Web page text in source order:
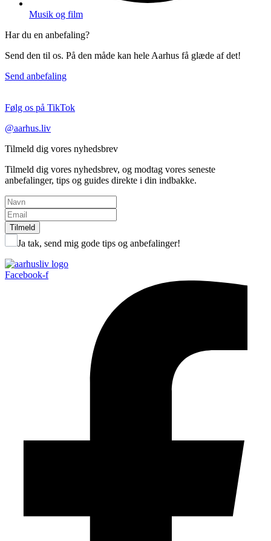
Musik og film
Har du en anbefaling?
Send den til os. På den måde kan hele Aarhus få glæde af det!
Send anbefaling
Følg os på TikTok
@aarhus.liv
Tilmeld dig vores nyhedsbrev
Tilmeld dig vores nyhedsbrev, og modtag vores seneste
anbefalinger, tips og guides direkte i din indbakke.
Tilmeld
Ja tak, send mig gode tips og anbefalinger!
Facebook-f